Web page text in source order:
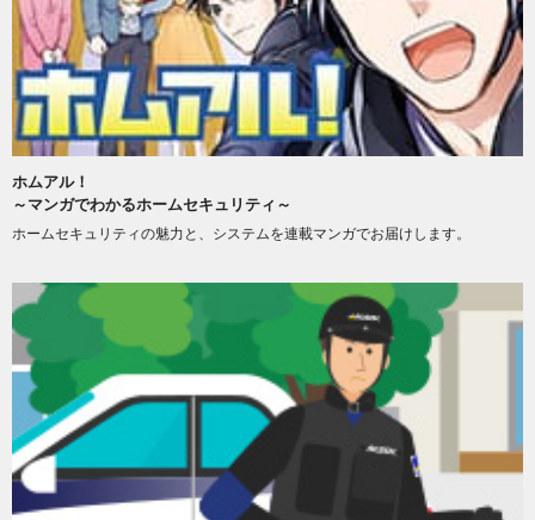
ホムアル！
～マンガでわかるホームセキュリティ～
ホームセキュリティの魅力と、システムを連載マンガでお届けします。